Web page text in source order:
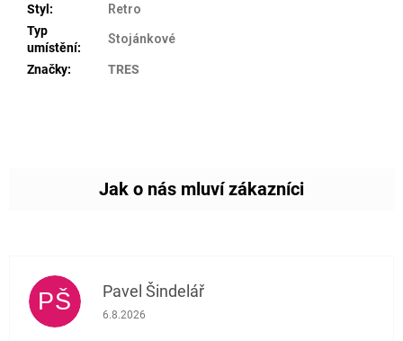
Styl :
Retro
Typ
umístění:
Stojánkové
Značky: TRES
PŠ Pavel Šindelář
Hodnocení obchodu je 5 z 5 hvězdiček.
6.8.2026